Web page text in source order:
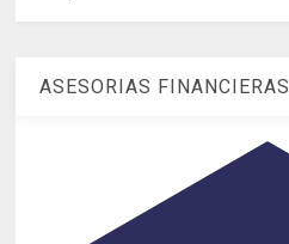
ASESORIAS FINANCIERAS